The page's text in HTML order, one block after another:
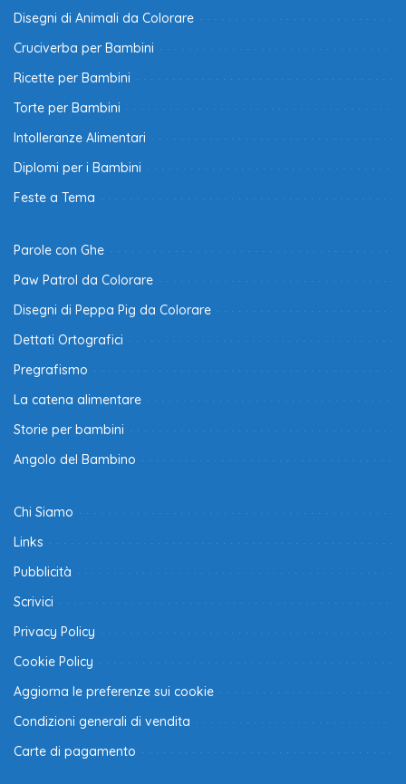
Disegni di Animali da Colorare
Cruciverba per Bambini
Ricette per Bambini
Torte per Bambini
Intolleranze Alimentari
Diplomi per i Bambini
Feste a Tema
Parole con Ghe
Paw Patrol da Colorare
Disegni di Peppa Pig da Colorare
Dettati Ortografici
Pregrafismo
La catena alimentare
Storie per bambini
Angolo del Bambino
Chi Siamo
Links
Pubblicità
Scrivici
Privacy Policy
Cookie Policy
Aggiorna le preferenze sui cookie
Condizioni generali di vendita
Carte di pagamento